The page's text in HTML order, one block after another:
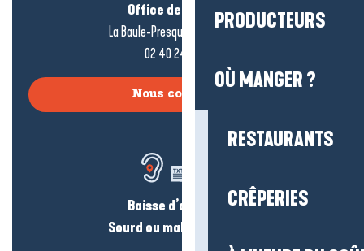
PRODUCTEURS
OÙ MANGER ?
RESTAURANTS
CRÊPERIES
Office de tourisme
La Baule-Presqu’île de Guérande
02 40 24 34 44
Nous contacter
Baisse d’audition ?
Sourd ou malentendant ?